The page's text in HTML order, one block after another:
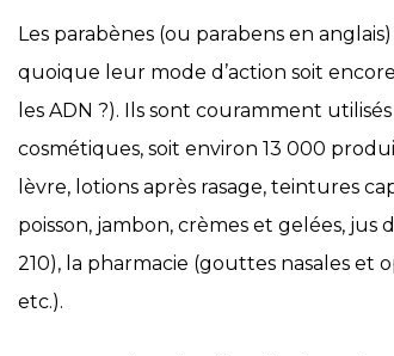
Les parabènes (ou parabens en
quoique leur mode d’action soit
les ADN ?). Ils sont couramment
cosmétiques, soit environ 13 000
lèvre, lotions après rasage, teintures
poisson, jambon, crèmes et gelées, jus
210), la pharmacie (gouttes nasales et
etc.).